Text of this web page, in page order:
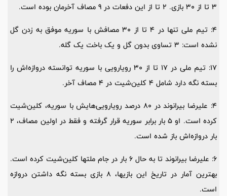
3 تا از 30 بازی. 2 تا از این دفعات در 9 مصاف آخرمان بوده است.
4: تیم ملی تنها در 4 تا از 30 مصافش با سوریه موفق به زدن گل
نشده است: 3 تساوی بدون گل و یک باخت یک گله.
17: تیم ملی در 17 تا از 30 رویارویی با سوریه توانسته دروازه‌اش را
بسته نگه دارد شامل 4 کلین‌شیت در 4 مصاف آخر.
4: علیرضا بیرانوند در 80 درصد رویارویی‌هایش با سوریه، کلین‌شیت
کرده است. او 5 بار برابر سوریه قرار گرفته و فقط در اولین مصاف، 2
بار دروازه‌اش باز شده است.
6: علیرضا بیرانوند تا به حال 6 بار در جام ملتها کلین‌شیت کرده است.
بهترین آمار در تاریخ این بازیها، 8 بازی بسته نگه داشتن دروازه
است.